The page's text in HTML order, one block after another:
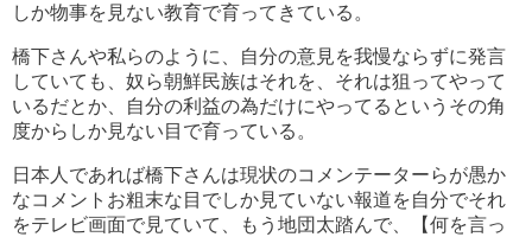
しか物事を見ない教育で育ってきている。
橋下さんや私らのように、自分の意見を我慢ならずに発言
していても、奴ら朝鮮民族はそれを、それは狙ってやって
いるだとか、自分の利益の為だけにやってるというその角
度からしか見ない目で育っている。
日本人であれば橋下さんは現状のコメンテーターらが愚か
なコメントお粗末な目でしか見ていない報道を自分でそれ
をテレビ画面で見ていて、もう地団太踏んで、【何を言っ